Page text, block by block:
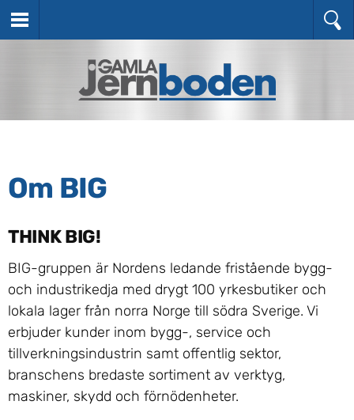
Om BIG
THINK BIG!
BIG-gruppen är Nordens ledande fristående bygg-
och industrikedja med drygt 100 yrkesbutiker och
lokala lager från norra Norge till södra Sverige. Vi
erbjuder kunder inom bygg-, service och
tillverkningsindustrin samt offentlig sektor,
branschens bredaste sortiment av verktyg,
maskiner, skydd och förnödenheter.